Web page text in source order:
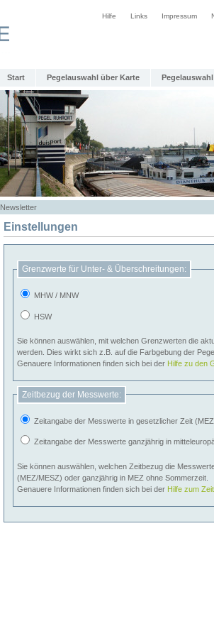
Hilfe Links Impressum
Start Pegelauswahl über Karte
Newsletter
Einstellungen
Grenzwerte für Unter- & Überschreitungen:
MHW / MNW
HSW
Sie können auswählen, mit welchen Grenzwerten die
werden. Dies wirkt sich z.B. auf die Farbgebung der
Genauere Informationen finden sich bei der Hilfe zu den
Zeitbezug der Messwerte:
Zeitangabe der Messwerte in gesetzlicher Zeit
Zeitangabe der Messwerte ganzjährig in
Sie können auswählen, welchen Zeitbezug die
(MEZ/MESZ) oder ganzjährig in MEZ ohne Sommerzeit.
Genauere Informationen finden sich bei der Hilfe zum